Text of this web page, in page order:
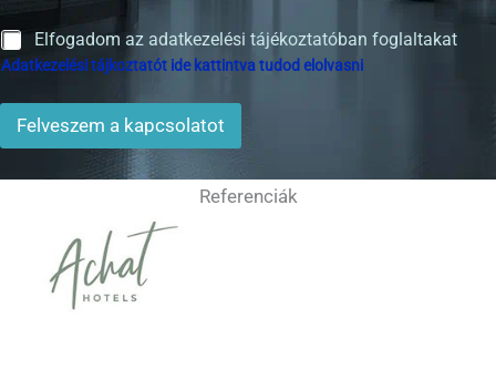
m
*
A
d
t
e
e
Elfogadom az adatkezelési tájékoztatóban foglaltakat
Adatkezelési tájkoztatót ide kattintva tudod elolvasni
Felveszem a kapcsolatot
Referenciák